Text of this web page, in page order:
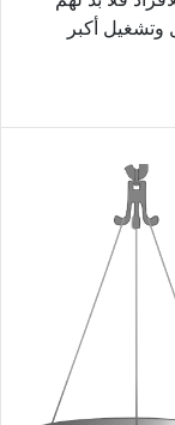
وتشغيل أكبر